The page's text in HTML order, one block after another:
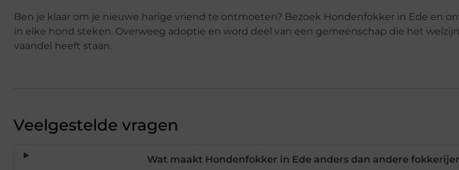
Ben je klaar om je nieuwe harige vriend te ontmoeten? Bezoek Hondenfokker in Ede en
in elke hond steken. Overweeg adoptie en word deel van een gemeenschap die het
vaandel heeft staan.
Veelgestelde vragen
Wat maakt Hondenfokker in Ede anders dan andere